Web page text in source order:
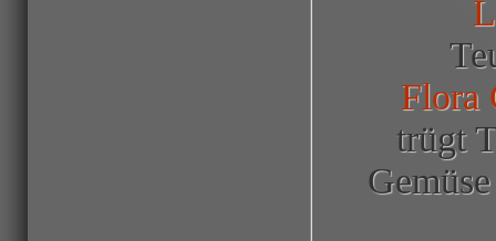
Flora
trügt